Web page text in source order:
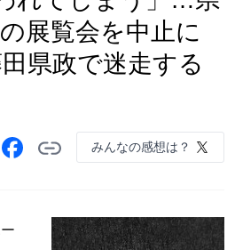
展覧会を中止に
県政で迷走する
みんなの感想は？